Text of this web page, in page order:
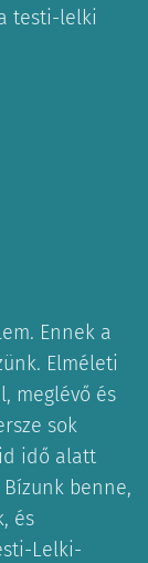
testi-lelki
Ennek a
Elméleti
meglévő és
sok
idő alatt
benne,
és
Lelki-